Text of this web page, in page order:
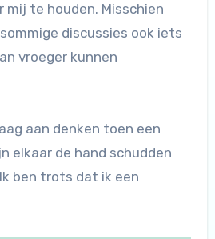
mij te houden. Misschien
discussies ook iets
vroeger kunnen
aan denken toen een
elkaar de hand schudden
ben trots dat ik een